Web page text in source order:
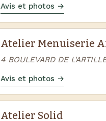
Avis et photos →
Atelier Menuiserie
4 BOULEVARD DE
Avis et photos →
Atelier Solid